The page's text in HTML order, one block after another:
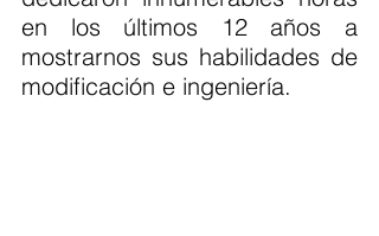
en los últimos 12 años a
mostrarnos sus habilidades de
modificación e ingeniería.